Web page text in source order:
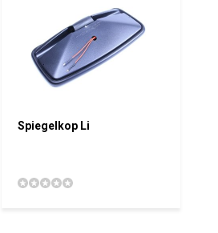
Spiegelkop Li